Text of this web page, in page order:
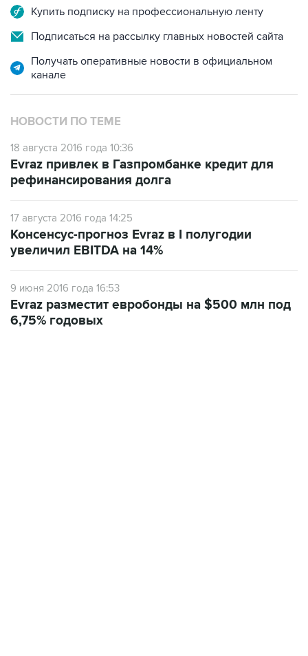
Подписаться на рассылку главных новостей сайта
Получать оперативные новости в официальном
НОВОСТИ ПО ТЕМЕ
18 августа 2016 года 10:36
рефинансирования долга
17 августа 2016 года 14:25
увеличил EBITDA на 14%
9 июня 2016 года 16:53
6,75% годовых